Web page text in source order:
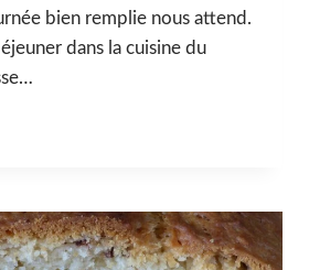
bien remplie nous attend.
dans la cuisine du